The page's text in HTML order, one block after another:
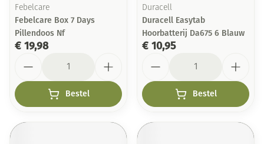
Febelcare
Febelcare Box 7 Days
Pillendoos Nf
€ 19,98
Bestel
Duracell
Duracell Easytab
Hoorbatterij Da675 6 Blauw
€ 10,95
Bestel